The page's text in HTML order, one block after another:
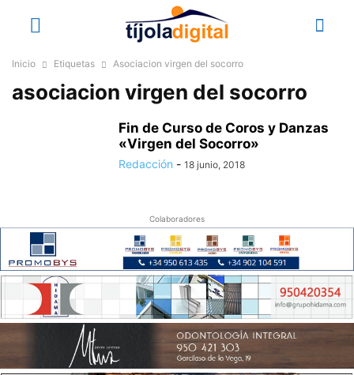
Inicio Etiquetas Asociacion virgen del socorro
asociacion virgen del socorro
Fin de Curso de Coros y Danzas
«Virgen del Socorro»
Redacción - 18 junio, 2018
Colaboradores